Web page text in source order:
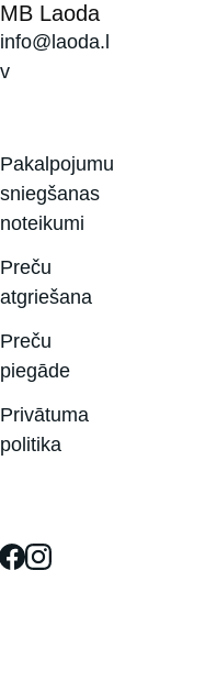
MB Laoda
info@laoda.l
v
Pakalpojumu
sniegšanas
noteikumi
Preču
atgriešana
Preču
piegāde
Privātuma
politika